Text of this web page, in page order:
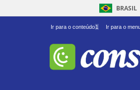
BRASIL
Ir para o conteúdo1 Ir para o